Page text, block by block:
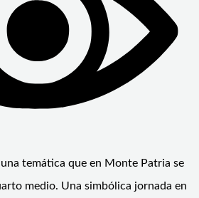
una temática que en Monte Patria se
medio. Una simbólica jornada en